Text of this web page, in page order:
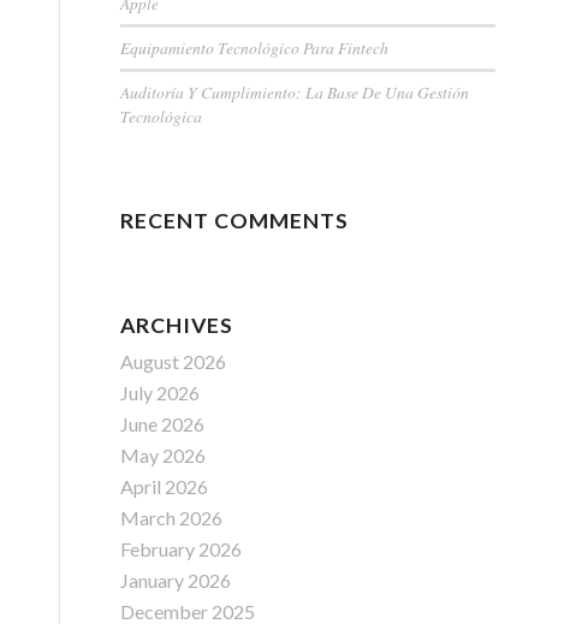
Equipamiento Tecnológico Para Fintech
Auditoría Y Cumplimiento: La Base De Una Gestión
Tecnológica
RECENT COMMENTS
ARCHIVES
August 2026
July 2026
June 2026
May 2026
April 2026
March 2026
February 2026
January 2026
December 2025